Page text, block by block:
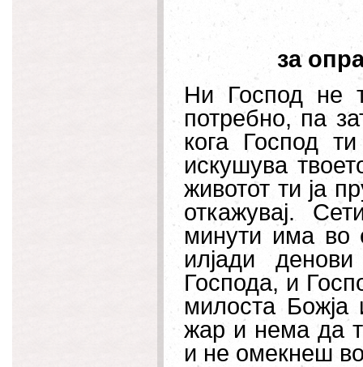
за
Ни Господ не
потребно, па
кога Господ
искушува
животот ти ја
откажувај.
минути има во
илјади
Господа, и
милоста Божја
жар и нема да
и не омекнеш